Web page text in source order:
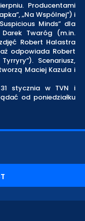
Producentami
„Na Wspólnej”) i
Minds” dla
Twaróg (m.in.
Robert Halastra
odpowiada Robert
Scenariusz,
Maciej Kazula i
stycznia w TVN i
od poniedziałku